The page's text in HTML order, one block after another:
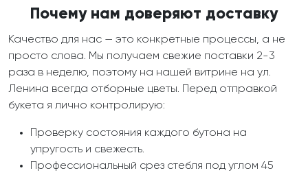
Почему нам доверяют доставку
Качество для нас — это конкретные процессы, а не
просто слова. Мы получаем свежие поставки 2-3
раза в неделю, поэтому на нашей витрине на ул.
Ленина всегда отборные цветы. Перед отправкой
букета я лично контролирую:
Проверку состояния каждого бутона на
упругость и свежесть.
Профессиональный срез стебля под углом 45